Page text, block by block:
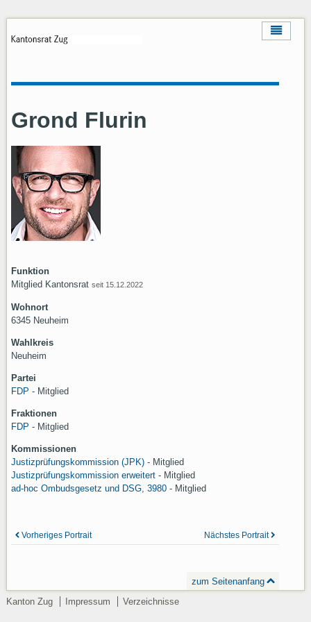
Grond Flurin
Funktion
Mitglied Kantonsrat seit 15.12.2022
Wohnort
6345 Neuheim
Wahlkreis
Neuheim
Partei
FDP - Mitglied
Fraktionen
FDP - Mitglied
Kommissionen
Justizprüfungskommission (JPK) - Mitglied
Justizprüfungskommission erweitert - Mitglied
ad-hoc Ombudsgesetz und DSG, 3980 - Mitglied
Vorheriges Portrait Nächstes Portrait
zum Seitenanfang
Kanton Zug
Impressum Verzeichnisse